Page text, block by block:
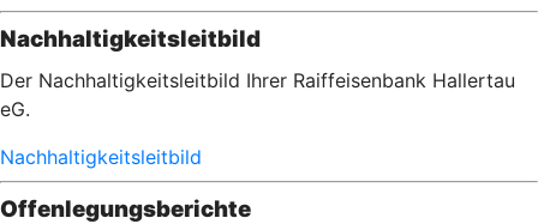
Nachhaltigkeitsleitbild
Der Nachhaltigkeitsleitbild Ihrer Raiffeisenbank Hallertau
eG.
Nachhaltigkeitsleitbild
Offenlegungsberichte